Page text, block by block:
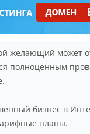
желающий
полноценным
бизнес в
планы.